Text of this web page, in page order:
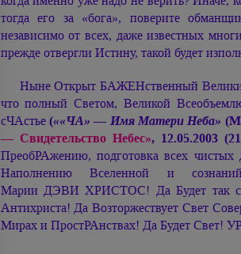
тогда его за «бога», поверите
независимо от всех, даже известных
прежде отвергли Истину, такой будет
Ныне Открыт БАЖЕНственный
что полный Светом, Великой
сЧАстье(««ЧА» — Имя Матери Неба»
— Свидетельство Небес», 12.05.2003
ПреобРАжению, подготовка всех
Наполнению Вселенной и
Марии ДЭВИ ХРИСТОС! Да Будет так
Антихриста! Да Возторжествует Свет
Мирах и ПростРАнствах! Да Будет Свет!